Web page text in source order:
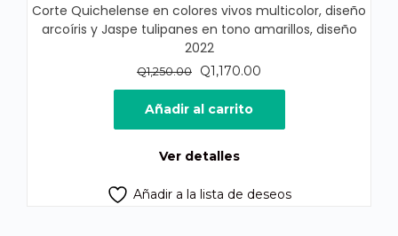
Corte Quichelense en colores vivos multicolor, diseño
arcoíris y Jaspe tulipanes en tono amarillos, diseño
2022
Q1,250.00
El
precio
original
era:
Q1,170.00
precio
es:
Añadir al carrito
Ver detalles
Añadir a la lista de deseos